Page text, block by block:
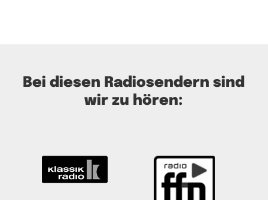
Bei diesen Radiosendern sind
wir zu hören: